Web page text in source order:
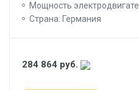
Мощность
Страна: Германия
284 864 руб.